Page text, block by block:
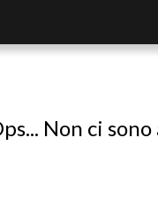
Non ci